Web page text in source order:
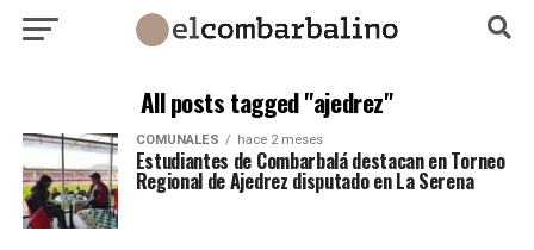
All posts tagged "ajedrez"
COMUNALES hace 2 meses
Estudiantes de Combarbalá destacan en Torneo
Regional de Ajedrez disputado en La Serena